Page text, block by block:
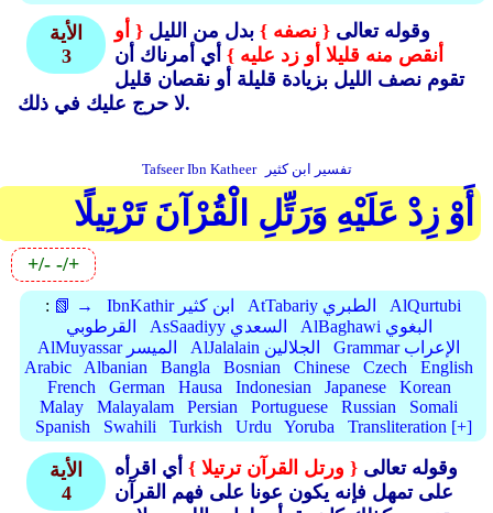
الأية
3
وقوله تعالى { نصفه } بدل من الليل { أو
أنقص منه قليلا أو زد عليه } أي أمرناك أن
تقوم نصف الليل بزيادة قليلة أو نقصان قليل
لا حرج عليك في ذلك.
Tafseer Ibn Katheer تفسير ابن كثير
أَوْ زِدْ عَلَيْهِ وَرَتِّلِ الْقُرْآنَ تَرْتِيلًا
+/- -/+
: 📗 → IbnKathir ابن كثير AtTabariy الطبري
AlQurtubi
القرطوبي
AsSaadiyy السعدي
AlBaghawi البغوي
AlMuyassar الميسر
AlJalalain الجلالين
Grammar الإعراب
Arabic
Albanian Bangla Bosnian Chinese Czech
English
French
German Hausa Indonesian Japanese
Korean
Malay
Malayalam Persian Portuguese Russian
Somali
Spanish
Swahili Turkish Urdu Yoruba Transliteration [+]
الأية
4
وقوله تعالى { ورتل القرآن ترتيلا } أي اقرأه
على تمهل فإنه يكون عونا على فهم القرآن